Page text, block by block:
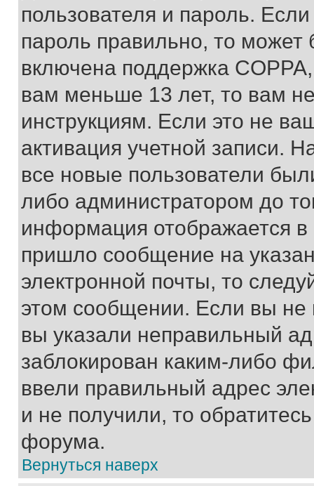
пользователя и пароль.
пароль правильно, то может
включена поддержка
вам меньше 13 лет, то вам
инструкциям. Если это не
активация учетной записи.
все новые пользователи
либо администратором до
информация отображается
пришло сообщение на
электронной почты, то
этом сообщении. Если вы
вы указали неправильный
заблокирован каким-либо
ввели правильный адрес
и не получили, то
форума.
Вернуться наверх